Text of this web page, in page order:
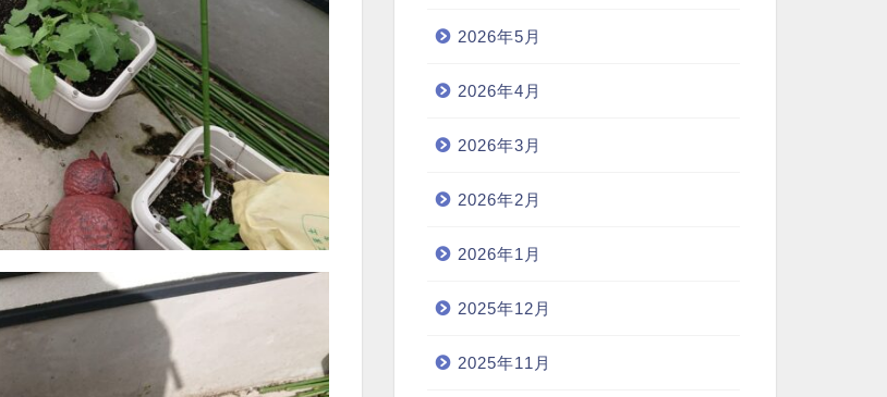
2026年5月
2026年4月
2026年3月
2026年2月
2026年1月
2025年12月
2025年11月